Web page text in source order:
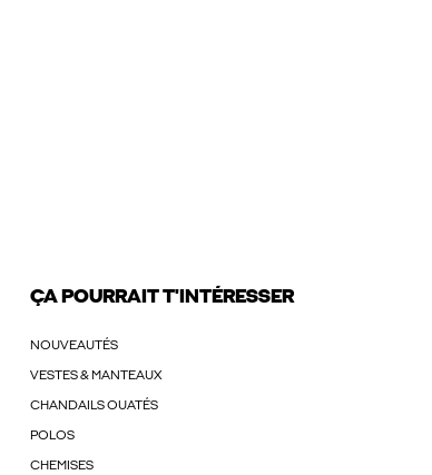
ÇA POURRAIT T'INTÉRESSER
NOUVEAUTÉS
VESTES & MANTEAUX
CHANDAILS OUATÉS
POLOS
CHEMISES